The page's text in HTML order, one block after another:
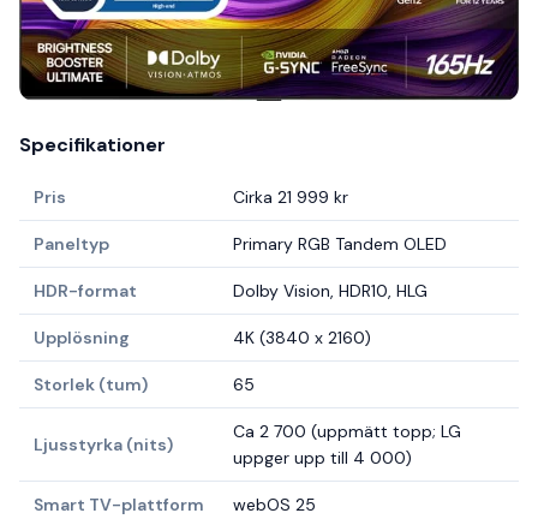
Specifikationer
Pris Cirka 21 999 kr
Paneltyp Primary RGB Tandem OLED
HDR-format Dolby Vision, HDR10, HLG
Upplösning 4K (3840 x 2160)
Storlek (tum) 65
Ljusstyrka (nits)
Ca 2 700 (uppmätt topp; LG
uppger upp till 4 000)
Smart TV-plattform webOS 25